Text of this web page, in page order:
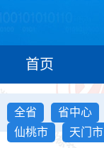
首页
全省 省中心
仙桃市
天门市